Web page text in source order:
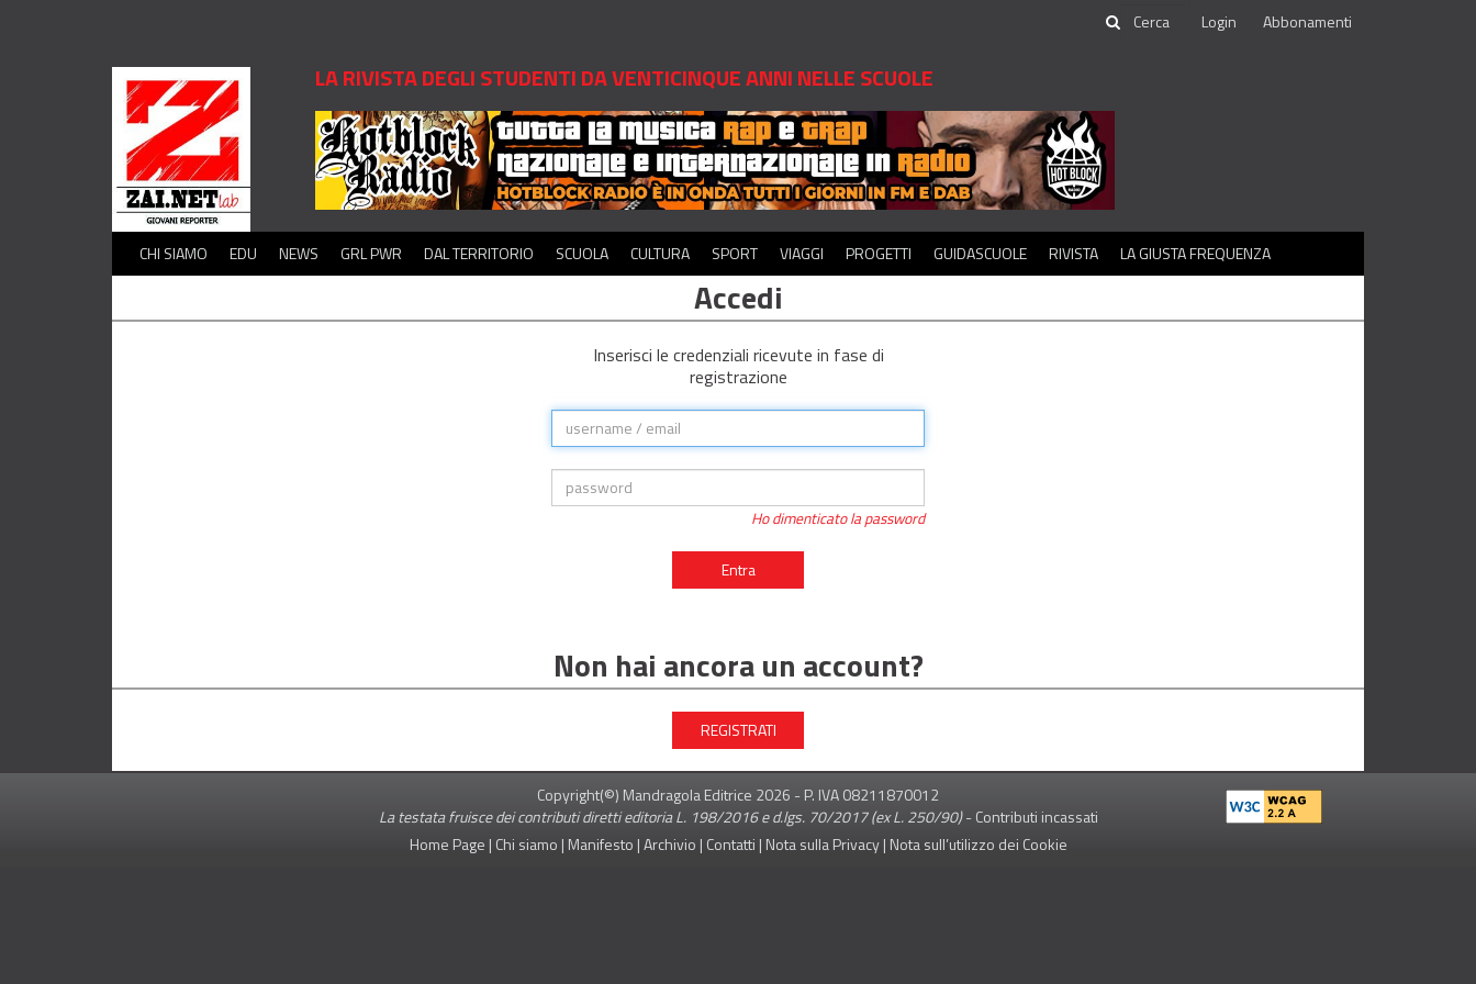
Login Abbonamenti
LA RIVISTA DEGLI STUDENTI DA VENTICINQUE ANNI NELLE SCUOLE
CHI SIAMO EDU NEWS GRL PWR DAL TERRITORIO SCUOLA CULTURA SPORT VIAGGI PROGETTI GUIDASCUOLE RIVISTA LA GIUSTA FREQUENZA
Accedi
Inserisci le credenziali ricevute in fase di
registrazione
Ho dimenticato la password
Entra
Non hai ancora un account?
REGISTRATI
Copyright(©) Mandragola Editrice 2026 - P. IVA 08211870012
La testata fruisce dei contributi diretti editoria L. 198/2016 e d.lgs. 70/2017 (ex L. 250/90)-Contributi incassati
Home Page | Chi siamo | Manifesto |Archivio | Contatti | Nota sulla Privacy| Nota sull’utilizzo dei Cookie